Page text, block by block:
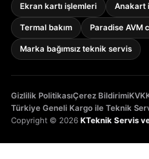
Ekran kartı işlemleri Anakart
Termal bakım Paradise AVM
Marka bağımsız teknik servis
Copyright © 2026 KTeknik Servis
Gizlilik PolitikasıÇerez Bildirimi
Türkiye Geneli Kargo ile Teknik